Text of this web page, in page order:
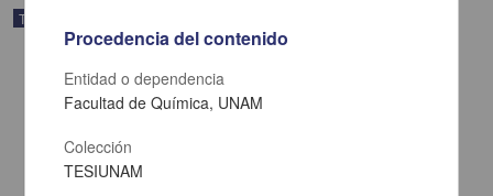
Trabajo de grado
Procedencia del contenido
Entidad o dependencia
Facultad de Química, UNAM
Colección
TESIUNAM